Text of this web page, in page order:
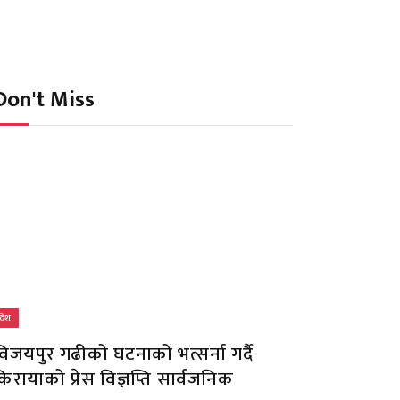
Miss
देश
गढीको घटनाको भत्सर्ना गर्दै
प्रेस विज्ञप्ति सार्वजनिक